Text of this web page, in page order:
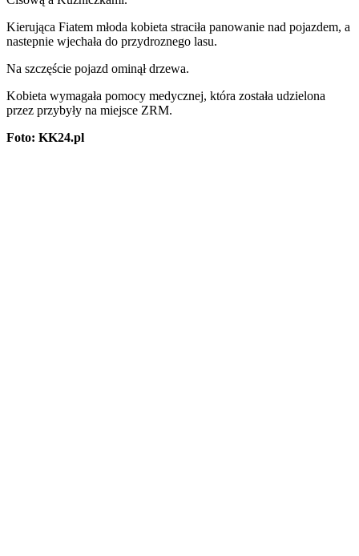
Kierująca Fiatem młoda kobieta straciła panowanie nad pojazdem, a
nastepnie wjechała do przydroznego lasu.
Na szczęście pojazd ominął drzewa.
Kobieta wymagała pomocy medycznej, która została udzielona
przez przybyły na miejsce ZRM.
Foto: KK24.pl